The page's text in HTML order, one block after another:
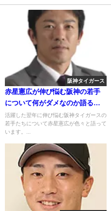
阪神タイガース
赤星憲広が伸び悩む阪神の若手
について何がダメなのか語る
2018年8月25日
活躍した翌年に伸び悩む阪神タイガースの
若手たちについて赤星憲広が色々と語って
います。...